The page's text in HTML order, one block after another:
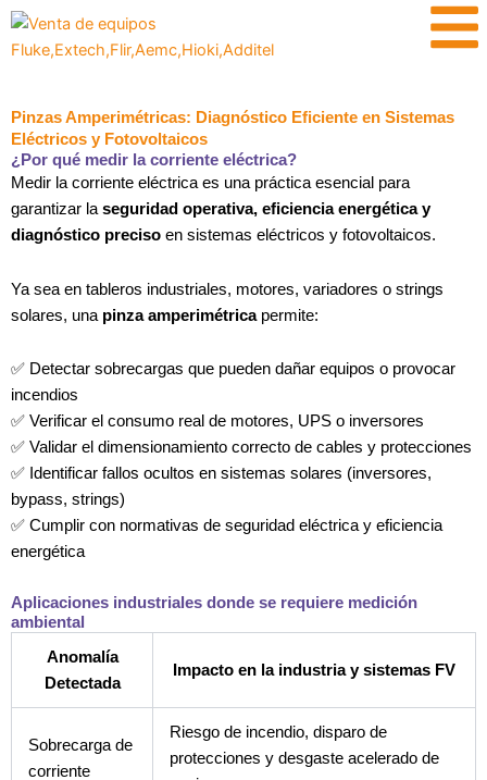
contenido
contenido
Pinzas Amperimétricas: Diagnóstico Eficiente en Sistemas
Eléctricos y Fotovoltaicos
¿Por qué medir la corriente eléctrica?
Medir la corriente eléctrica es una práctica esencial para
garantizar la seguridad operativa, eficiencia energética y
diagnóstico preciso en sistemas eléctricos y fotovoltaicos.
Ya sea en tableros industriales, motores, variadores o strings
solares, una pinza amperimétricapermite:
✅ Detectar sobrecargas que pueden dañar equipos o provocar
incendios
✅ Verificar el consumo real de motores, UPS o inversores
✅ Validar el dimensionamiento correcto de cables y protecciones
✅ Identificar fallos ocultos en sistemas solares (inversores,
bypass, strings)
✅ Cumplir con normativas de seguridad eléctrica y eficiencia
energética
Aplicaciones industriales donde se requiere medición
ambiental
Anomalía
Detectada
Impacto en la industria y sistemas FV
Sobrecarga de
corriente
Riesgo de incendio, disparo de
protecciones y desgaste acelerado de